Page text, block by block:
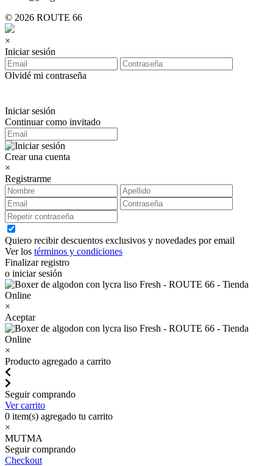
© 2026 ROUTE 66
×
Iniciar sesión
Olvidé mi contraseña
Iniciar sesión
Continuar como invitado
Crear una cuenta
×
Registrarme
Quiero recibir descuentos exclusivos y novedades por email
Ver los términos y condiciones
Finalizar registro
o iniciar sesión
×
Aceptar
×
Producto agregado a carrito
Seguir comprando
Ver carrito
0 item(s) agregado tu carrito
×
MUTMA
Seguir comprando
Checkout